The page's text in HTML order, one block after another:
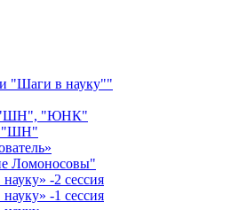
"Шаги в науку""
, "ШН", "ЮНК"
"ШН"
Ломоносовы"
-2 сессия
-1 сессия